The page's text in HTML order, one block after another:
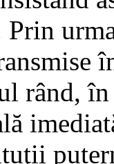
rând,